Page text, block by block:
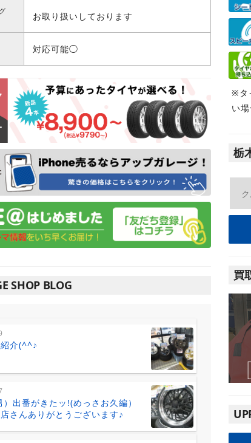
お取り扱いしております
対応可能◯
SHOP BLOG
介(^^♪
出番がきたッ!(めっさお久編）
さんありがとうございます♪
※タ
い
栃
買